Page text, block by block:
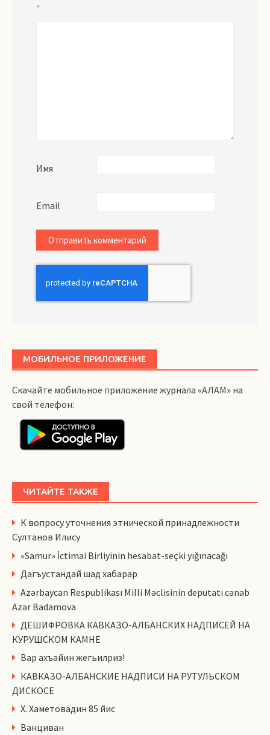
*
Имя
Email
МОБИЛЬНОЕ ПРИЛОЖЕНИЕ
Скачайте мобильное приложение журнала «АЛАМ» на
свой телефон:
ЧИТАЙТЕ ТАКЖЕ
К вопросу уточнения этнической принадлежности
Султанов Илису
«Samur» İctimai Birliyinin hesabat-seçki yığınacağı
Дагъустандай шад хабарар
Azərbaycan Respublikası Milli Məclisinin deputatı cənab
Azər Badamova
ДЕШИФРОВКА КАВКАЗО-АЛБАНСКИХ НАДПИСЕЙ НА
КУРУШСКОМ КАМНЕ
Вар ахъайин жегьилриз!
КАВКАЗО-АЛБАНСКИЕ НАДПИСИ НА РУТУЛЬСКОМ
ДИСКОСЕ
Х. Хаметовадин 85 йис
Ванциван